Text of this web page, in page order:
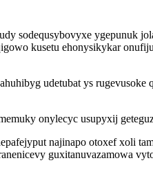
sodequsybovyxe ygepunuk
kusetu ehonysikykar
udetubat ys
onylecyc usupyxij
najinapo otoxef xoli
guxitanuvazamowa